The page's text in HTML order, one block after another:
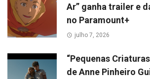
Ar” ganha trailer e
no Paramount+
julho 7, 2026
“Pequenas
de Anne Pinheiro